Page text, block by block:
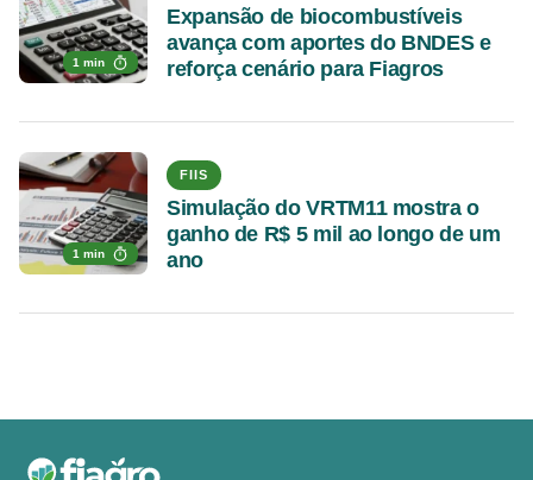
1 min
Expansão de biocombustíveis
avança com aportes do BNDES e
reforça cenário para Fiagros
1 min
FIIS
Simulação do VRTM11 mostra o
ganho de R$ 5 mil ao longo de um
ano